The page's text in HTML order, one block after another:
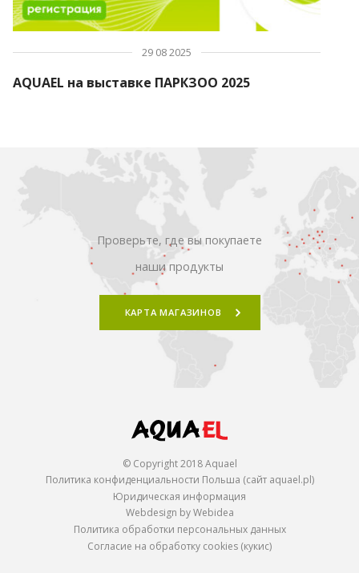
29 08 2025
AQUAEL на выставке ПАРКЗОО 2025
Проверьте, где вы покупаете
наши продукты
КАРТА МАГАЗИНОВ
© Copyright 2018 Aquael
Политика конфиденциальности Польша (сайт aquael.pl)
Юридическая информация
Webdesign by Webidea
Политика обработки персональных данных
Согласие на обработку cookies (кукис)